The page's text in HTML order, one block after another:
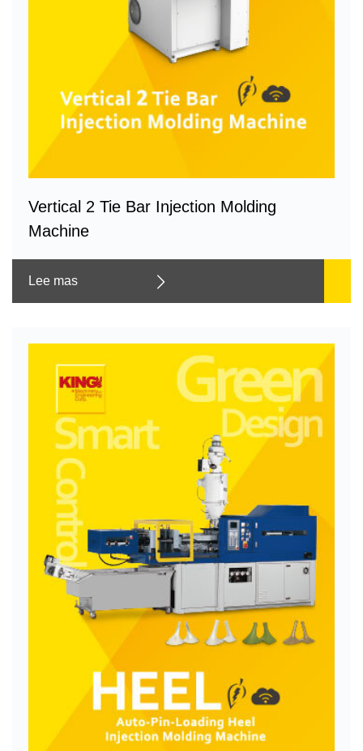
Vertical 2 Tie Bar Injection Molding
Machine
Lee mas